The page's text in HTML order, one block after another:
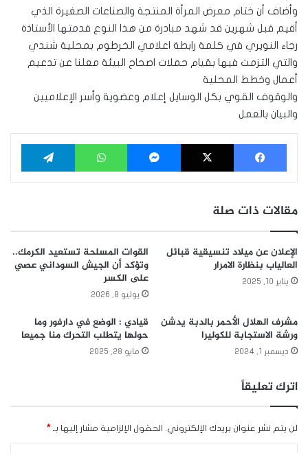
وأضاف أن ختام معرض المرأة المنتجة والصناعات الصغيرة الذي
أقيم قبل شهرين قد شهد مبادرة من هذا النوع قدمتها الأستاذة
رجاء النويري في كلمة رابطة اعلامي الخرطوم بمحلية شندي
والتي التزمت فيها بقيام حملات اصحاح البيئة معلنا عن تدعيم
أعمال وخطط المحلية
والوقوف القوي بكل الوسايل إعلام وعضوية وأسر الإعلاميين
والبيان بالعمل
فيسبوك ‫X ماسنجر واتساب
مقالات ذات صلة
الإعلان عن ميلاد تنسيقية قبائل
العالياب بنظارة الامرار
يناير 10, 2025
القوات المسلحة تستعيد الكرمك..
وتؤكد أن الجيش السوداني عصي
على الكسر
يوليو 8, 2026
مشرف الهلال الأحمر بالدبة يدشن
ورشة الاستجابة للكوليرا
ديسمبر 1, 2024
قيادي : الوضع في دارفور وما
حولها يتطلب التحرك منا جميعا
مايو 28, 2025
اترك تعليقاً
لن يتم نشر عنوان بريدك الإلكتروني. الحقول الإلزامية مشار إليها بـ *